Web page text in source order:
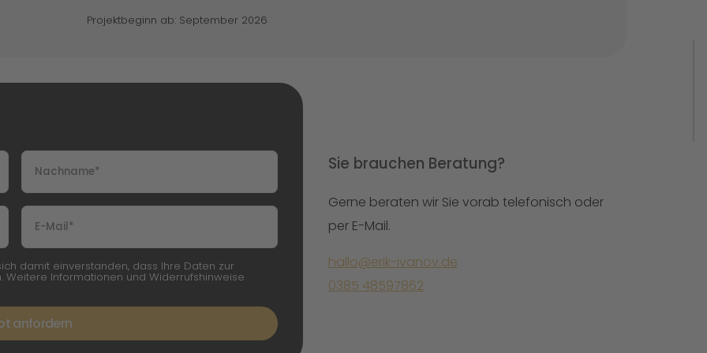
Blog
Kontakt
Projektbeginn ab: September 2026
damit einverstanden, dass Ihre Daten zur
Informationen und Widerrufshinweise
anfordern
Sie brauchen Beratung?
Gerne beraten wir Sie vorab telefonisch oder
per E-Mail.
hallo@erik-ivanov.de
0385 48597862